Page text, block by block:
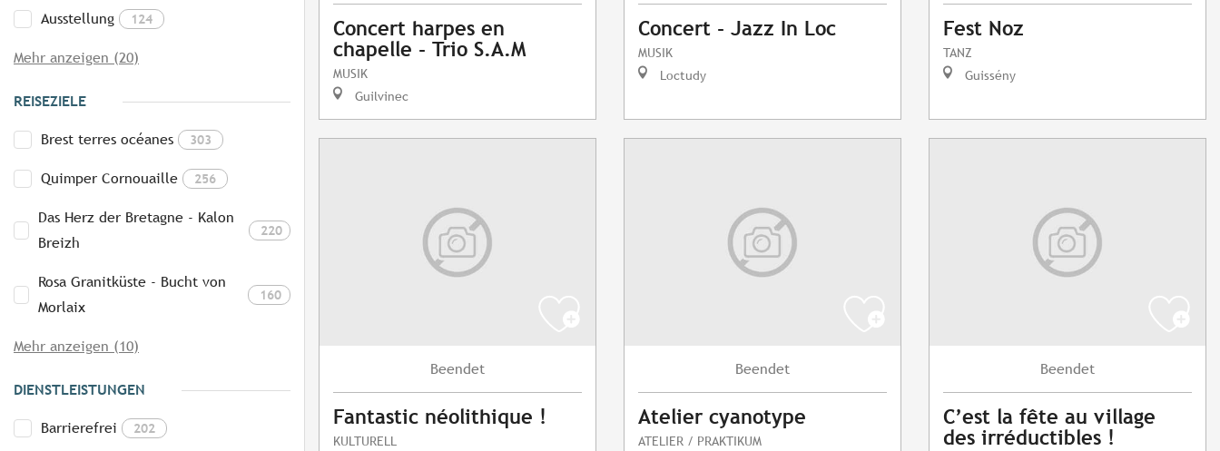
Ausstellung 124
Mehr anzeigen (20)
REISEZIELE
Brest terres océanes 303
Quimper Cornouaille 256
Das Herz der Bretagne - Kalon
Breizh
220
Rosa Granitküste - Bucht von
Morlaix
160
Mehr anzeigen (10)
DIENSTLEISTUNGEN
Barrierefrei 202
Concert harpes en
chapelle - Trio S.A.M
MUSIK
Guilvinec
Concert - Jazz In Loc
MUSIK
Loctudy
Fest Noz
TANZ
Guissény
Beendet
Fantastic néolithique !
KULTURELL
Beendet
Atelier cyanotype
ATELIER / PRAKTIKUM
Beendet
C’est la fête au village
des irréductibles !